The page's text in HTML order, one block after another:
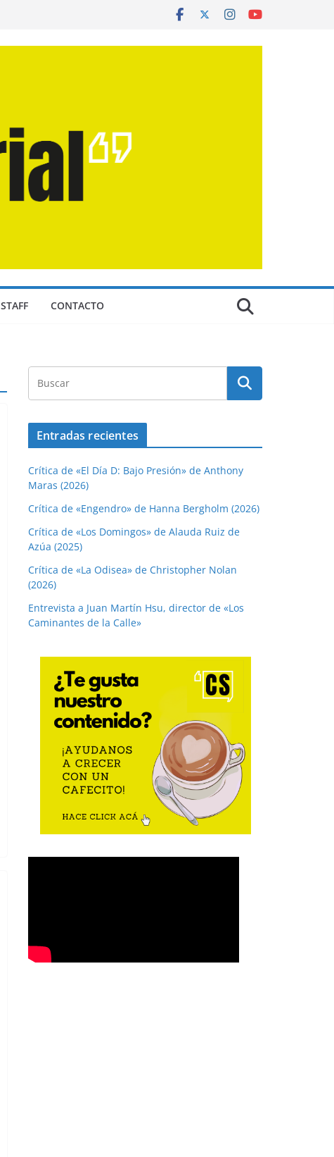
STAFF CONTACTO
Entradas recientes
Crítica de «El Día D: Bajo Presión» de Anthony
Maras (2026)
Crítica de «Engendro» de Hanna Bergholm (2026)
Crítica de «Los Domingos» de Alauda Ruiz de
Azúa (2025)
Crítica de «La Odisea» de Christopher Nolan
(2026)
Entrevista a Juan Martín Hsu, director de «Los
Caminantes de la Calle»